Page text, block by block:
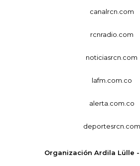
canalrcn.com
rcnradio.com
noticiasrcn.com
lafm.com.co
alerta.com.co
deportesrcn.com
Organización Ardila Lülle